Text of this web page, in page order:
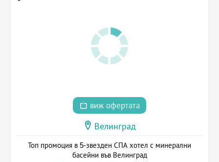
виж офертата
Велинград
Топ промоция в 5-звезден СПА хотел с минерални
басейни във Велинград